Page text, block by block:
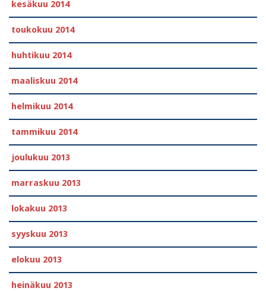
kesäkuu 2014
toukokuu 2014
huhtikuu 2014
maaliskuu 2014
helmikuu 2014
tammikuu 2014
joulukuu 2013
marraskuu 2013
lokakuu 2013
syyskuu 2013
elokuu 2013
heinäkuu 2013